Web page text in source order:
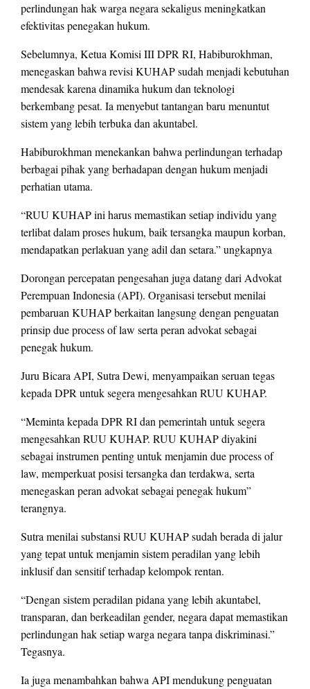
perlindungan hak warga negara sekaligus meningkatkan
efektivitas penegakan hukum.
Sebelumnya, Ketua Komisi III DPR RI, Habiburokhman,
menegaskan bahwa revisi KUHAP sudah menjadi kebutuhan
mendesak karena dinamika hukum dan teknologi
berkembang pesat. Ia menyebut tantangan baru menuntut
sistem yang lebih terbuka dan akuntabel.
Habiburokhman menekankan bahwa perlindungan terhadap
berbagai pihak yang berhadapan dengan hukum menjadi
perhatian utama.
“RUU KUHAP ini harus memastikan setiap individu yang
terlibat dalam proses hukum, baik tersangka maupun korban,
mendapatkan perlakuan yang adil dan setara.” ungkapnya
Dorongan percepatan pengesahan juga datang dari Advokat
Perempuan Indonesia (API). Organisasi tersebut menilai
pembaruan KUHAP berkaitan langsung dengan penguatan
prinsip due process of law serta peran advokat sebagai
penegak hukum.
Juru Bicara API, Sutra Dewi, menyampaikan seruan tegas
kepada DPR untuk segera mengesahkan RUU KUHAP.
“Meminta kepada DPR RI dan pemerintah untuk segera
mengesahkan RUU KUHAP. RUU KUHAP diyakini
sebagai instrumen penting untuk menjamin due process of
law, memperkuat posisi tersangka dan terdakwa, serta
menegaskan peran advokat sebagai penegak hukum”
terangnya.
Sutra menilai substansi RUU KUHAP sudah berada di jalur
yang tepat untuk menjamin sistem peradilan yang lebih
inklusif dan sensitif terhadap kelompok rentan.
“Dengan sistem peradilan pidana yang lebih akuntabel,
transparan, dan berkeadilan gender, negara dapat memastikan
perlindungan hak setiap warga negara tanpa diskriminasi.”
Tegasnya.
Ia juga menambahkan bahwa API mendukung penguatan